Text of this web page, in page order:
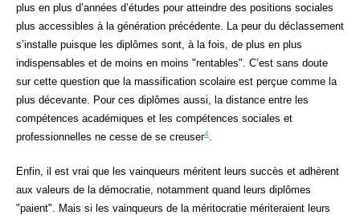
plus en plus d’années d’études pour atteindre des positions sociales
plus accessibles à la génération précédente. La peur du déclassement
s’installe puisque les diplômes sont, à la fois, de plus en plus
indispensables et de moins en moins "rentables". C’est sans doute
sur cette question que la massification scolaire est perçue comme la
plus décevante. Pour ces diplômes aussi, la distance entre les
compétences académiques et les compétences sociales et
professionnelles ne cesse de se creuser4
Enfin, il est vrai que les vainqueurs méritent leurs succès et adhèrent
aux valeurs de la démocratie, notamment quand leurs diplômes
"paient". Mais si les vainqueurs de la méritocratie mériteraient leurs